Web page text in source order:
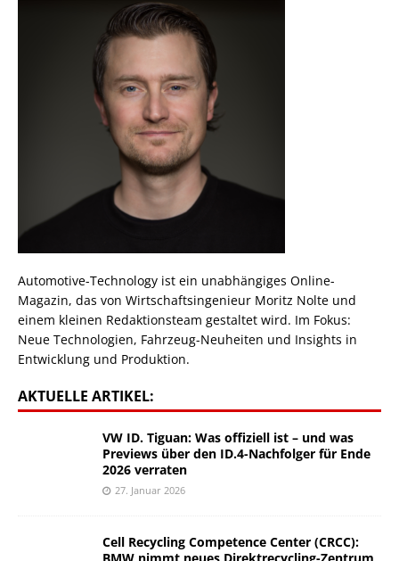
Automotive-Technology ist ein unabhängiges Online-
Magazin, das von Wirtschaftsingenieur Moritz Nolte und
einem kleinen Redaktionsteam gestaltet wird. Im Fokus:
Neue Technologien, Fahrzeug-Neuheiten und Insights in
Entwicklung und Produktion.
AKTUELLE ARTIKEL:
VW ID. Tiguan: Was offiziell ist – und was
Previews über den ID.4-Nachfolger für Ende
2026 verraten
27. Januar 2026
Cell Recycling Competence Center (CRCC):
BMW nimmt neues Direktrecycling-Zentrum